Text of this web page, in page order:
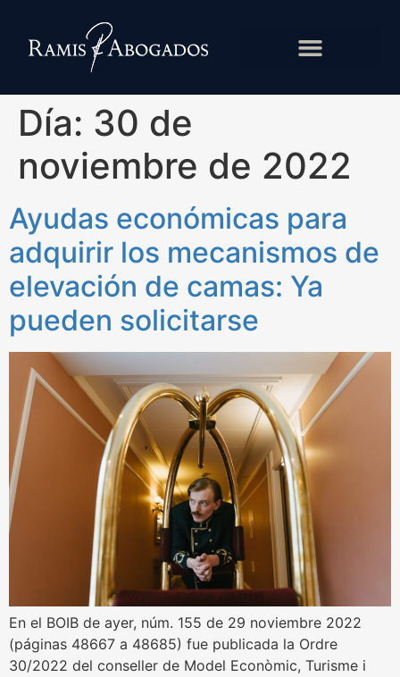
Día: 30 de
noviembre de 2022
Ayudas económicas para
adquirir los mecanismos de
elevación de camas: Ya
pueden solicitarse
En el BOIB de ayer, núm. 155 de 29 noviembre 2022
(páginas 48667 a 48685) fue publicada la Ordre
30/2022 del conseller de Model Econòmic, Turisme i